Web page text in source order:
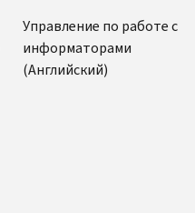
Управление по работе с
информаторами
(Английский)